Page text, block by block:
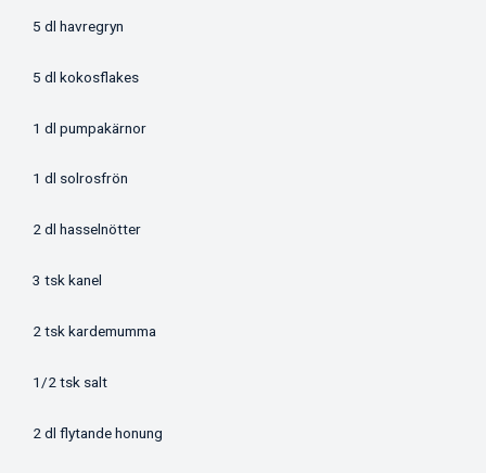
5 dl havregryn
5 dl kokosflakes
1 dl pumpakärnor
1 dl solrosfrön
2 dl hasselnötter
3 tsk kanel
2 tsk kardemumma
1/2 tsk salt
2 dl flytande honung